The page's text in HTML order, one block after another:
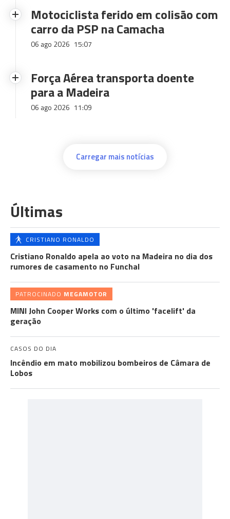
Motociclista ferido em colisão com
carro da PSP na Camacha
06 ago 2026 15:07
Força Aérea transporta doente
para a Madeira
06 ago 2026 11:09
Carregar mais notícias
Últimas
CRISTIANO RONALDO
Cristiano Ronaldo apela ao voto na Madeira no dia dos
rumores de casamento no Funchal
PATROCINADO MEGAMOTOR
MINI John Cooper Works com o último 'facelift' da
geração
CASOS DO DIA
Incêndio em mato mobilizou bombeiros de Câmara de
Lobos